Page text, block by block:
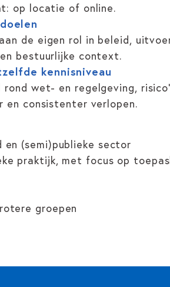
op locatie of online.
de eigen rol in beleid,
bestuurlijke context.
kennisniveau
wet- en regelgeving,
en consistenter verlopen.
en (semi)publieke sector
praktijk, met focus op
groepen